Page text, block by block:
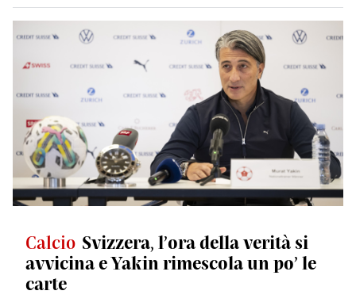
Calcio Svizzera, l’ora della verità si
avvicina e Yakin rimescola un po’ le
carte